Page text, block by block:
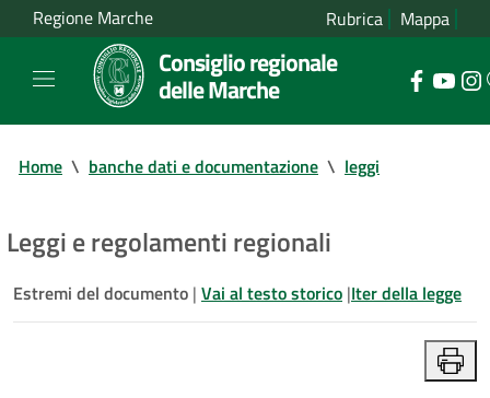
Regione Marche Rubrica Mappa
Consiglio regionale
delle Marche
Home \ banche dati e documentazione \ leggi
Leggi e regolamenti regionali
Estremi del documento | Vai al testo storico |Iter della legge